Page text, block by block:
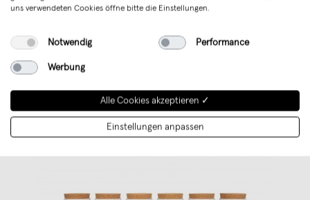
Weiterlesen
uns verwendeten Cookies öffne bitte die Einstellungen.
Notwendig Performance
Werbung
Alle Cookies akzeptieren ✓
Einstellungen anpassen